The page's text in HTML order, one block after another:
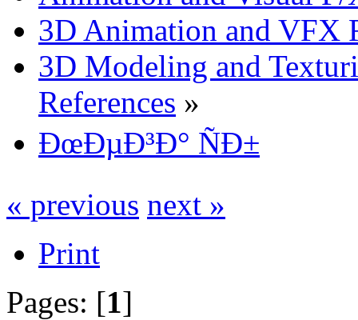
3D Animation and VFX
3D Modeling and
References »
ÐœÐµÐ³Ð° ÑÐ±
« previous next »
Print
Pages: [1]